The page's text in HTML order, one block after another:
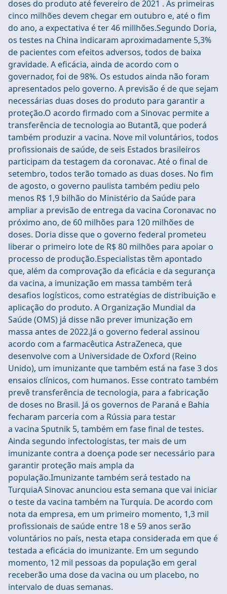
doses do produto até fevereiro de 2021 . As primeiras
cinco milhões devem chegar em outubro e, até o fim
do ano, a expectativa é ter 46 millhões.Segundo Doria,
os testes na China indicaram aproximadamente 5,3%
de pacientes com efeitos adversos, todos de baixa
gravidade. A eficácia, ainda de acordo com o
governador, foi de 98%. Os estudos ainda não foram
apresentados pelo governo. A previsão é de que sejam
necessárias duas doses do produto para garantir a
proteção.O acordo firmado com a Sinovac permite a
transferência de tecnologia ao Butantã, que poderá
também produzir a vacina. Nove mil voluntários, todos
profissionais de saúde, de seis Estados brasileiros
participam da testagem da coronavac. Até o final de
setembro, todos terão tomado as duas doses. No fim
de agosto, o governo paulista também pediu pelo
menos R$ 1,9 bilhão do Ministério da Saúde para
ampliar a previsão de entrega da vacina Coronavac no
próximo ano, de 60 milhões para 120 milhões de
doses. Doria disse que o governo federal prometeu
liberar o primeiro lote de R$ 80 milhões para apoiar o
processo de produção.Especialistas têm apontado
que, além da comprovação da eficácia e da segurança
da vacina, a imunização em massa também terá
desafios logísticos, como estratégias de distribuição e
aplicação do produto. A Organização Mundial da
Saúde (OMS) já disse não prever imunização em
massa antes de 2022.Já o governo federal assinou
acordo com a farmacêutica AstraZeneca, que
desenvolve com a Universidade de Oxford (Reino
Unido), um imunizante que também está na fase 3 dos
ensaios clínicos, com humanos. Esse contrato também
prevê transferência de tecnologia, para a fabricação
de doses no Brasil. Já os governos de Paraná e Bahia
fecharam parceria com a Rússia para testar
a vacina Sputnik 5, também em fase final de testes.
Ainda segundo infectologistas, ter mais de um
imunizante contra a doença pode ser necessário para
garantir proteção mais ampla da
população.Imunizante também será testado na
TurquiaA Sinovac anunciou esta semana que vai iniciar
o teste da vacina também na Turquia. De acordo com
nota da empresa, em um primeiro momento, 1,3 mil
profissionais de saúde entre 18 e 59 anos serão
voluntários no país, nesta etapa considerada em que é
testada a eficácia do imunizante. Em um segundo
momento, 12 mil pessoas da população em geral
receberão uma dose da vacina ou um placebo, no
intervalo de duas semanas.